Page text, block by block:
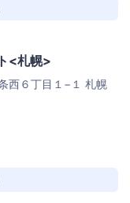
<札幌>
西６丁目１−１ 札幌